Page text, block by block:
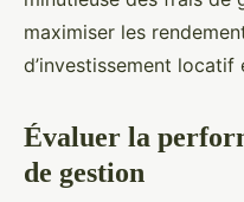
maximiser les
d’investissement locatif
Évaluer la
de gestion